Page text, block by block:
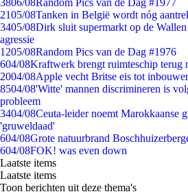
3806/08Random Pics van de Dag #1977
2105/08Tanken in België wordt nóg
3405/08Dirk sluit supermarkt op de
agressie
1205/08Random Pics van de Dag #1976
604/08Kraftwerk brengt ruimteschip terug
2004/08Apple vecht Britse eis tot
8504/08'Witte' mannen discrimineren is
probleem
3404/08Ceuta-leider noemt Marokkaanse
'gruweldaad'
604/08Grote natuurbrand
604/08FOK! was even down
Laatste items
Laatste items
Toon berichten uit deze thema's